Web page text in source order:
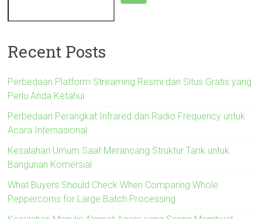
Recent Posts
Perbedaan Platform Streaming Resmi dan Situs Gratis yang
Perlu Anda Ketahui
Perbedaan Perangkat Infrared dan Radio Frequency untuk
Acara Internasional
Kesalahan Umum Saat Merancang Struktur Tarik untuk
Bangunan Komersial
What Buyers Should Check When Comparing Whole
Peppercorns for Large Batch Processing